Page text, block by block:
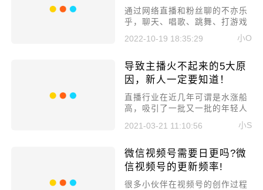
以!
通过网络直播和粉丝聊的不亦乐
乎，聊天、唱歌、跳舞、打游戏
都可以通过直播赚钱，越来越多
的人都想成为一名主播，但是做
不起来，今天小编就来给大家讲
讲如何快速成为一名合格的网红
2022-10-19 18:35:29 小O
导致主播火不起来的5大原
因，新人一定要知道！
​直播行业在近几年可谓是水涨船
高，吸引了一批又一批的年轻人
加入进来，但到底什么样的人适
合当主播呢，今天本文就反其道
的5大原因，新人一定要知道!
2021-03-21 11:10:56 小S
微信视频号需要日更吗?微
信视频号的更新频率!
很多小伙伴在视频号的创作过程